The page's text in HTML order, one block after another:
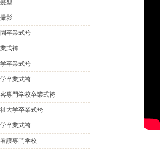
型
影
卒業式袴
式袴
卒業式袴
卒業式袴
専門学校卒業式袴
大学卒業式袴
卒業式袴
護専門学校